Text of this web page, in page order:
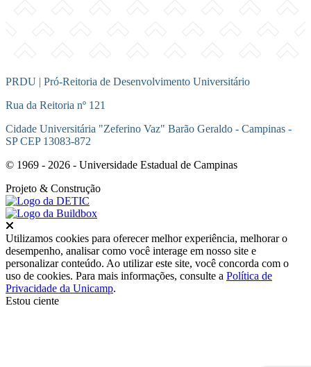
PRDU | Pró-Reitoria de Desenvolvimento Universitário
Rua da Reitoria nº 121
Cidade Universitária "Zeferino Vaz" Barão Geraldo - Campinas -
SP CEP 13083-872
© 1969 - 2026 - Universidade Estadual de Campinas
Projeto & Construção
Utilizamos cookies para oferecer melhor experiência, melhorar o
desempenho, analisar como você interage em nosso site e
personalizar conteúdo. Ao utilizar este site, você concorda com o
uso de cookies. Para mais informações, consulte a Política de
Privacidade da Unicamp.
Estou ciente